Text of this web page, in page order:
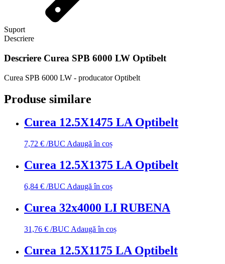
Suport
Descriere
Descriere Curea SPB 6000 LW Optibelt
Curea SPB 6000 LW - producator Optibelt
Produse similare
Curea 12.5X1475 LA Optibelt
7,72 € /BUC Adaugă în coș
Curea 12.5X1375 LA Optibelt
6,84 € /BUC Adaugă în coș
Curea 32x4000 LI RUBENA
31,76 € /BUC Adaugă în coș
Curea 12.5X1175 LA Optibelt